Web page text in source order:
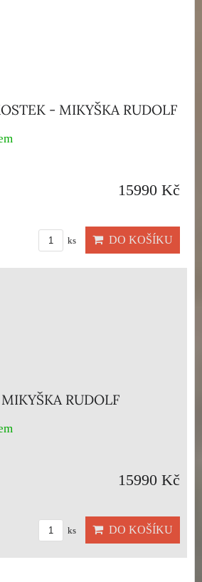
- MIKYŠKA RUDOLF
15990 Kč
ks DO KOŠÍKU
RUDOLF
15990 Kč
ks DO KOŠÍKU